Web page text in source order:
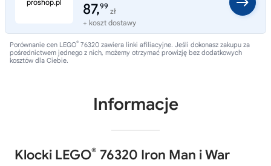
87,99
zł
+ koszt dostawy
Porównanie cen LEGO® 76320 zawiera linki afiliacyjne. Jeśli dokonasz zakupu za
pośrednictwem jednego z nich, możemy otrzymać prowizję bez dodatkowych
kosztów dla Ciebie.
Informacje
Klocki LEGO® 76320 Iron Man i War